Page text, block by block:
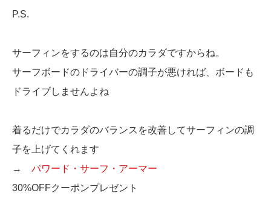
P.S.
サーフィンをするのは自分のカラダですからね。
サーフボードのドライバーの調子が悪ければ、ボードも
ドライブしませんよね
着るだけでカラダのバランスを改善してサーフィンの調
子を上げてくれます
→ パワード・サーフ・アーマー
30%OFFクーポンプレゼント